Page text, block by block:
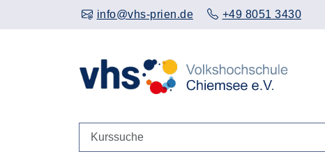
info@vhs-prien.de +49 8051 3430